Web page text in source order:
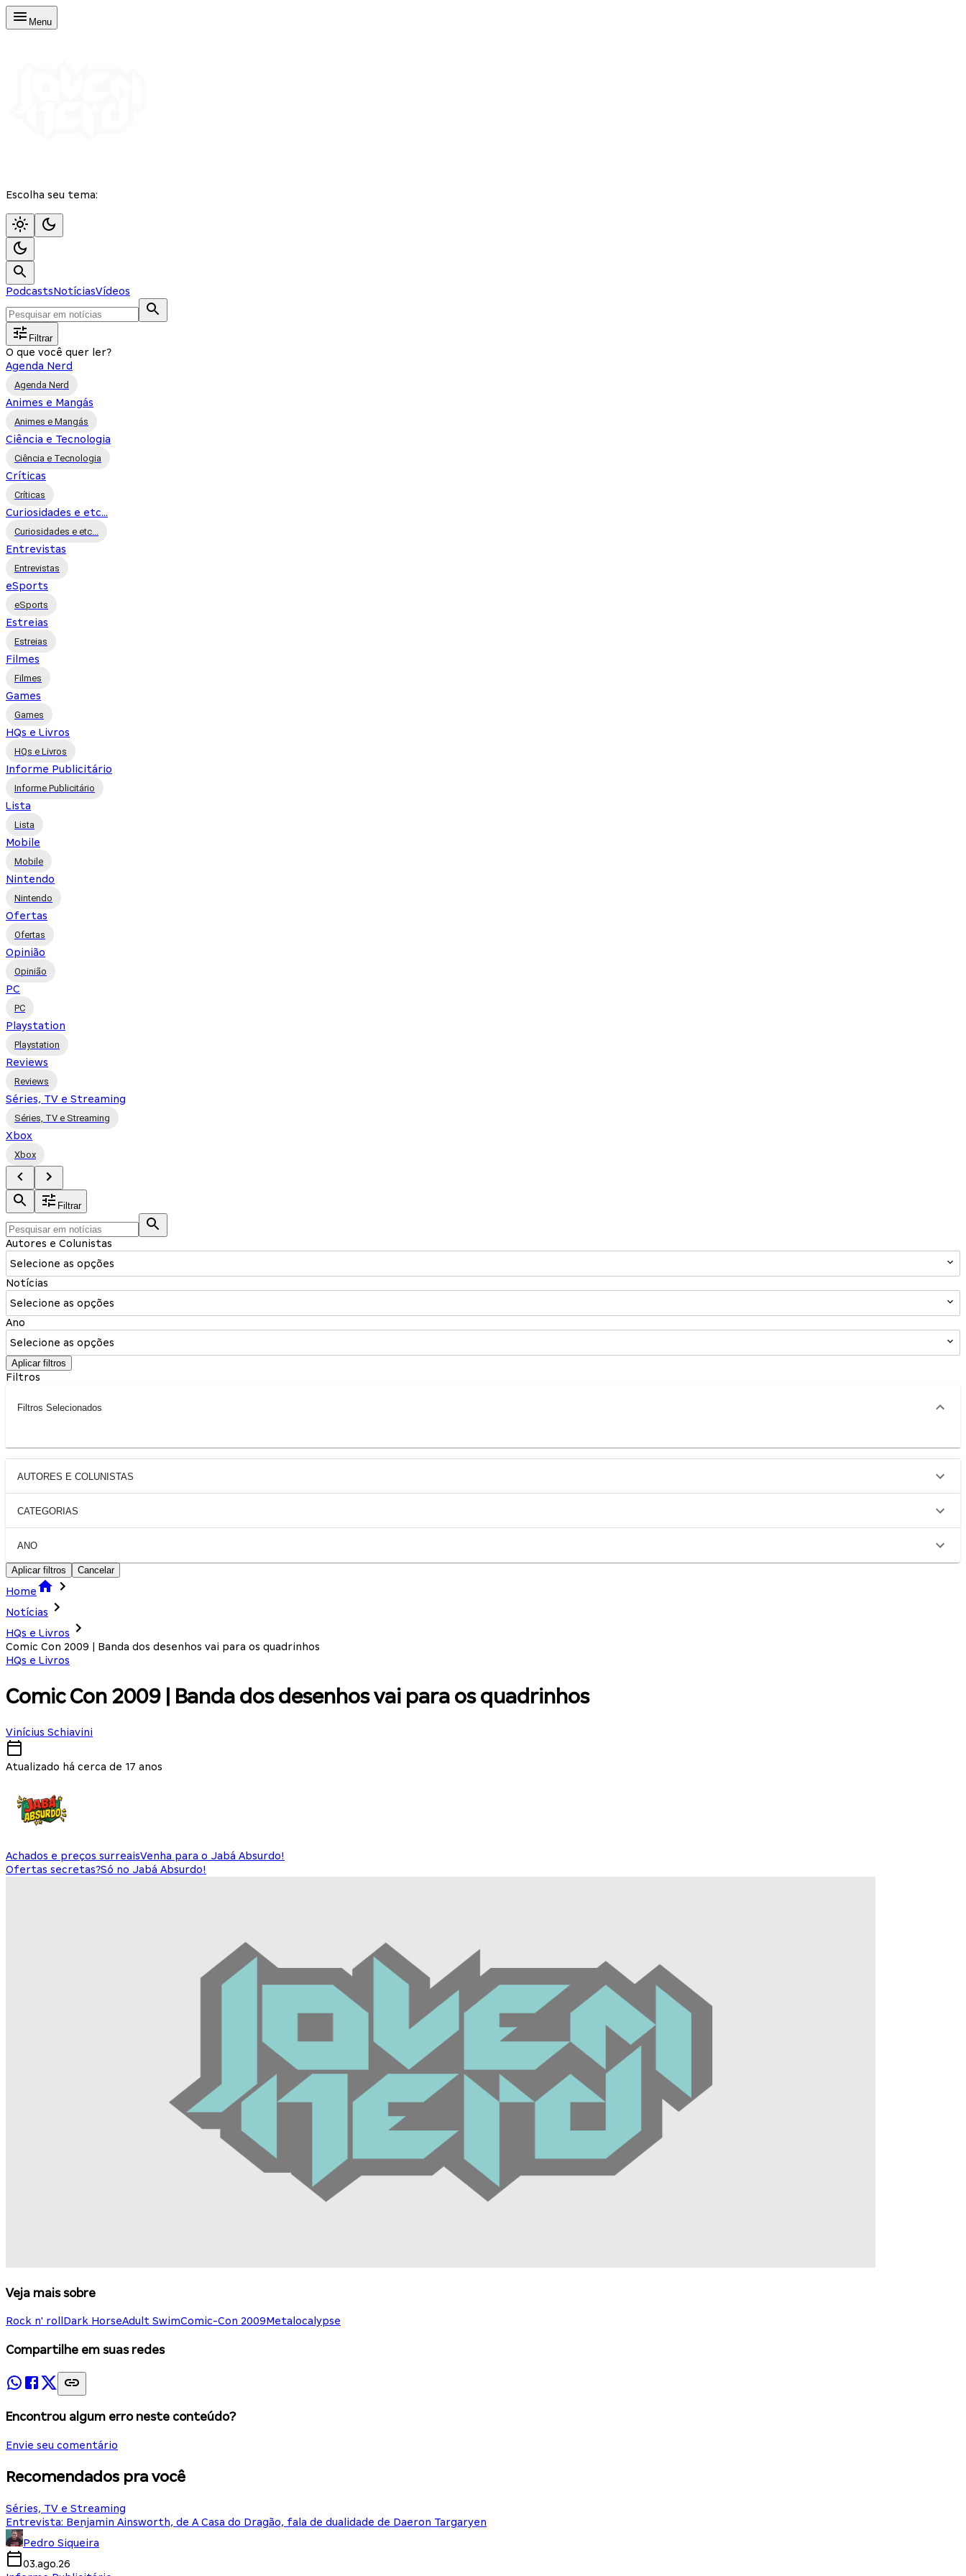
Menu
Escolha seu tema:
PodcastsNotíciasVídeos
Filtrar
O que você quer ler?
Agenda Nerd
Agenda Nerd
Animes e Mangás
Animes e Mangás
Ciência e Tecnologia
Ciência e Tecnologia
Críticas
Críticas
Curiosidades e etc...
Curiosidades e etc...
Entrevistas
Entrevistas
eSports
eSports
Estreias
Estreias
Filmes
Filmes
Games
Games
HQs e Livros
HQs e Livros
Informe Publicitário
Informe Publicitário
Lista
Lista
Mobile
Mobile
Nintendo
Nintendo
Ofertas
Ofertas
Opinião
Opinião
PC
PC
Playstation
Playstation
Reviews
Reviews
Séries, TV e Streaming
Séries, TV e Streaming
Xbox
Xbox
Filtrar
Autores e Colunistas
Selecione as opções
Notícias
Selecione as opções
Ano
Selecione as opções
Aplicar filtros
Filtros
Filtros Selecionados
AUTORES E COLUNISTAS
CATEGORIAS
ANO
Aplicar filtros Cancelar
Home
Notícias
HQs e Livros
Comic Con 2009 | Banda dos desenhos vai para os quadrinhos
HQs e Livros
Comic Con 2009 | Banda dos desenhos vai para os quadrinhos
Vinícius Schiavini
Atualizado há cerca de 17 anos
Achados e preços surreaisVenha para o Jabá Absurdo!
Ofertas secretas?Só no Jabá Absurdo!
Veja mais sobre
Rock n' roll Dark HorseAdult SwimComic-Con 2009Metalocalypse
Compartilhe em suas redes
Encontrou algum erro neste conteúdo?
Envie seu comentário
Recomendados pra você
Séries, TV e Streaming
Entrevista: Benjamin Ainsworth, de A Casa do Dragão, fala de dualidade de Daeron Targaryen
Pedro Siqueira
03.ago.26